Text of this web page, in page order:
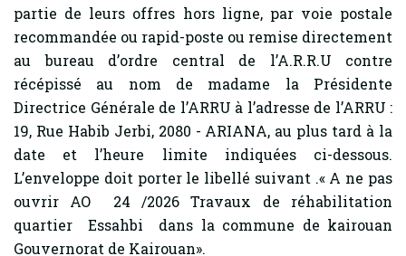
partie de leurs offres hors ligne, par voie postale
recommandée ou rapid-poste ou remise directement
au bureau d’ordre central de l’A.R.R.U contre
récépissé au nom de madame la Présidente
Directrice Générale de l’ARRU à l’adresse de l’ARRU :
19, Rue Habib Jerbi, 2080 - ARIANA, au plus tard à la
date et l’heure limite indiquées ci-dessous.
L’enveloppe doit porter le libellé suivant .« A ne pas
ouvrir AO 24 /2026 Travaux de réhabilitation
quartier Essahbi dans la commune de kairouan
Gouvernorat de Kairouan».